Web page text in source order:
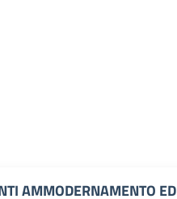
AMMODERNAMENTO ED